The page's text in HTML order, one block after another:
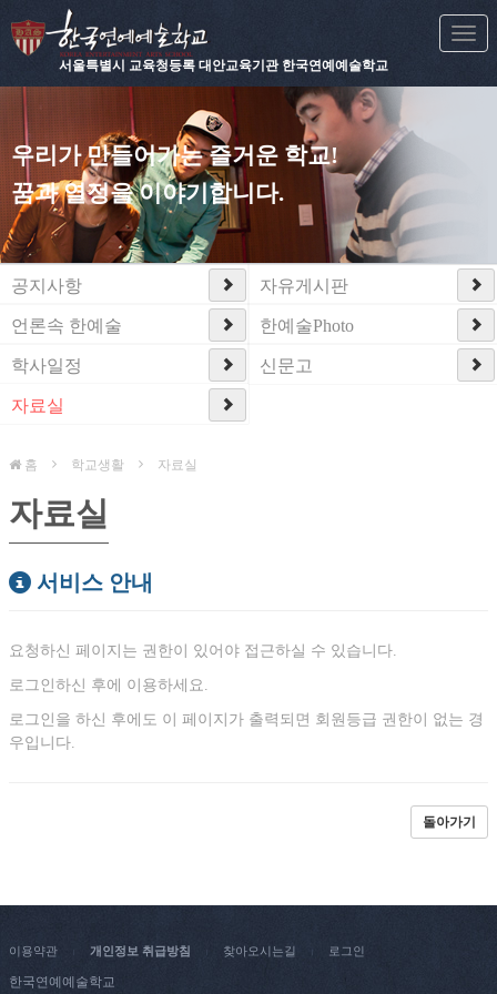
서울특별시 교육청등록 대안교육기관 한국연예예술학교
우리가 만들어가는 즐거운 학교!
꿈과 열정을 이야기합니다.
공지사항 자유게시판
언론속 한예술 한예술Photo
학사일정 신문고
자료실
홈 학교생활 자료실
자료실
서비스 안내
요청하신 페이지는 권한이 있어야 접근하실 수 있습니다.
로그인하신 후에 이용하세요.
로그인을 하신 후에도 이 페이지가 출력되면 회원등급 권한이 없는 경
우입니다.
이용약관 개인정보 취급방침 찾아오시는길 로그인
한국연예예술학교